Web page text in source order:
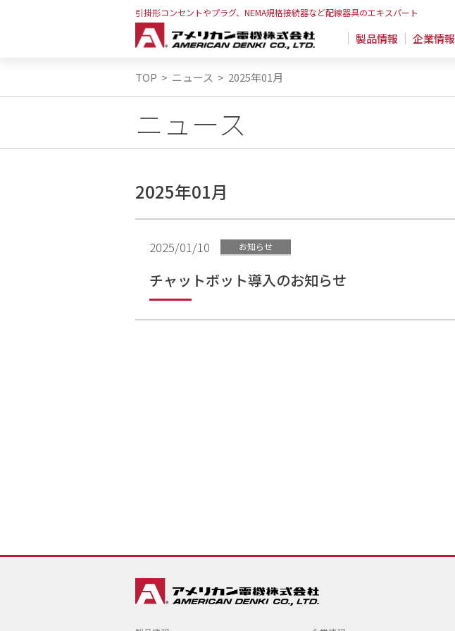
引掛形コンセントやプラグ、NEMA規格接続器など配線器具のエキスパート
製品情報 企業情報
TOP > ニュース > 2025年01月
ニュース
2025年01月
2025/01/10 お知らせ
チャットボット導入のお知らせ